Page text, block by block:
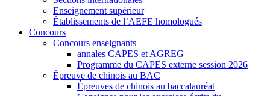
Enseignement supérieur
Établissements de l’AEFE homologués
Concours
Concours enseignants
annales CAPES et AGREG
Programme du CAPES externe session 2026
Épreuve de chinois au BAC
Épreuves de chinois au baccalauréat